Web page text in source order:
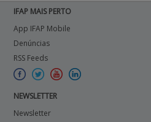
IFAP MAIS PERTO
App IFAP Mobile
Denúncias
RSS Feeds
NEWSLETTER
Newsletter